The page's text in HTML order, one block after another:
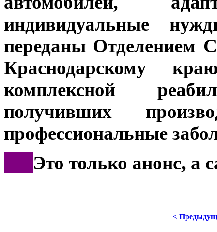
индивидуальные
переданы Отделением
Краснодарскому
комплексной
получивших
профессиональные
Это только анонс, а
<